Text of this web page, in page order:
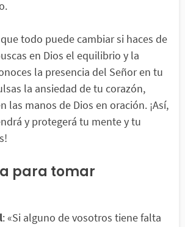
que todo puede cambiar si haces de
en Dios el equilibrio y la
la presencia del Señor en tu
la ansiedad de tu corazón,
las manos de Dios en oración. ¡Así,
y protegerá tu mente y tu
para tomar
: «Si alguno de vosotros tiene falta